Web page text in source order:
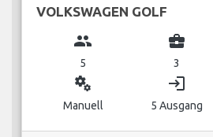
VOLKSWAGEN GOLF
group
5
business_center
3
miscellaneous_services
Manuell
login
5 Ausgang